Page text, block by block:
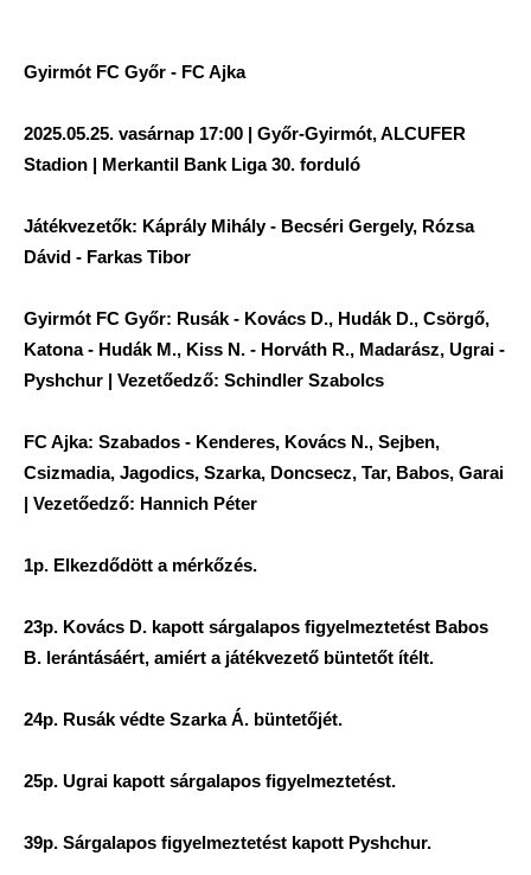
Gyirmót FC Győr - FC Ajka
2025.05.25. vasárnap 17:00 | Győr-Gyirmót, ALCUFER
Stadion | Merkantil Bank Liga 30. forduló
Játékvezetők: Káprály Mihály - Becséri Gergely, Rózsa
Dávid - Farkas Tibor
Gyirmót FC Győr: Rusák - Kovács D., Hudák D., Csörgő,
Katona - Hudák M., Kiss N. - Horváth R., Madarász, Ugrai -
Pyshchur | Vezetőedző: Schindler Szabolcs
FC Ajka: Szabados - Kenderes, Kovács N., Sejben,
Csizmadia, Jagodics, Szarka, Doncsecz, Tar, Babos, Garai
| Vezetőedző: Hannich Péter
1p. Elkezdődött a mérkőzés.
23p. Kovács D. kapott sárgalapos figyelmeztetést Babos
B. lerántásáért, amiért a játékvezető büntetőt ítélt.
24p. Rusák védte Szarka Á. büntetőjét.
25p. Ugrai kapott sárgalapos figyelmeztetést.
39p. Sárgalapos figyelmeztetést kapott Pyshchur.